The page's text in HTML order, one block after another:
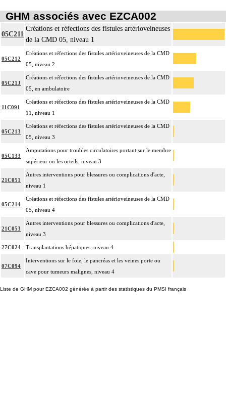
GHM associés avec EZCA002
05C211
Créations et réfections des fistules artérioveineuses
de la CMD 05, niveau 1
05C212
Créations et réfections des fistules artérioveineuses de la CMD
05, niveau 2
05C21J
Créations et réfections des fistules artérioveineuses de la CMD
05, en ambulatoire
11C091
Créations et réfections des fistules artérioveineuses de la CMD
11, niveau 1
05C213
Créations et réfections des fistules artérioveineuses de la CMD
05, niveau 3
05C133
Amputations pour troubles circulatoires portant sur le membre
supérieur ou les orteils, niveau 3
21C051
Autres interventions pour blessures ou complications d'acte,
niveau 1
05C214
Créations et réfections des fistules artérioveineuses de la CMD
05, niveau 4
21C053
Autres interventions pour blessures ou complications d'acte,
niveau 3
27C024 Transplantations hépatiques, niveau 4
07C094
Interventions sur le foie, le pancréas et les veines porte ou
cave pour tumeurs malignes, niveau 4
Liste de GHM pour EZCA002 générée à partir des statistiques du PMSI français